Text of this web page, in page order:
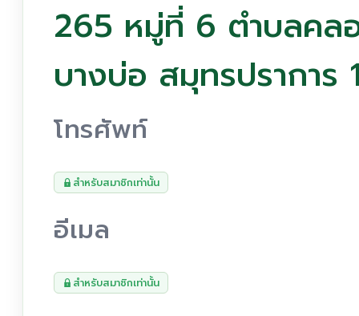
265 หมู่ที่ 6 ตำบลคล
บางบ่อ สมุทรปราการ
โทรศัพท์
สำหรับสมาชิกเท่านั้น
อีเมล
สำหรับสมาชิกเท่านั้น